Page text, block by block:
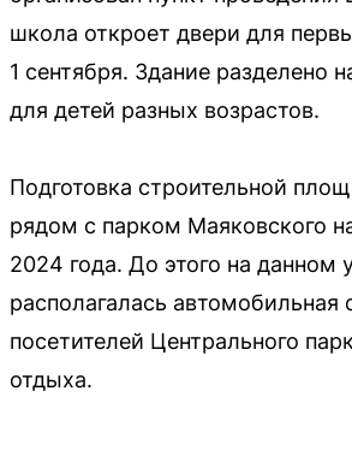
школа откроет двери для
1 сентября. Здание разделено
для детей разных возрастов.
Подготовка строительной
рядом с парком Маяковского
2024 года. До этого на данном
располагалась автомобильная
посетителей Центрального
отдыха.